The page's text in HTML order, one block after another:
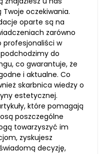
Twoje oczekiwania.
oparte są na
zarówno
profesjonaliści w
do
co gwarantuje, że
i aktualne. Co
skarbnica wiedzy o
estetycznej.
które pomagają
poszczególne
towarzyszyć im
zyskujesz
decyzję,